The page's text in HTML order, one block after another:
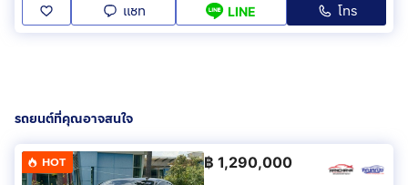
แชท LINE โทร
รถยนต์ที่คุณอาจสนใจ
HOT ฿ 1,290,000